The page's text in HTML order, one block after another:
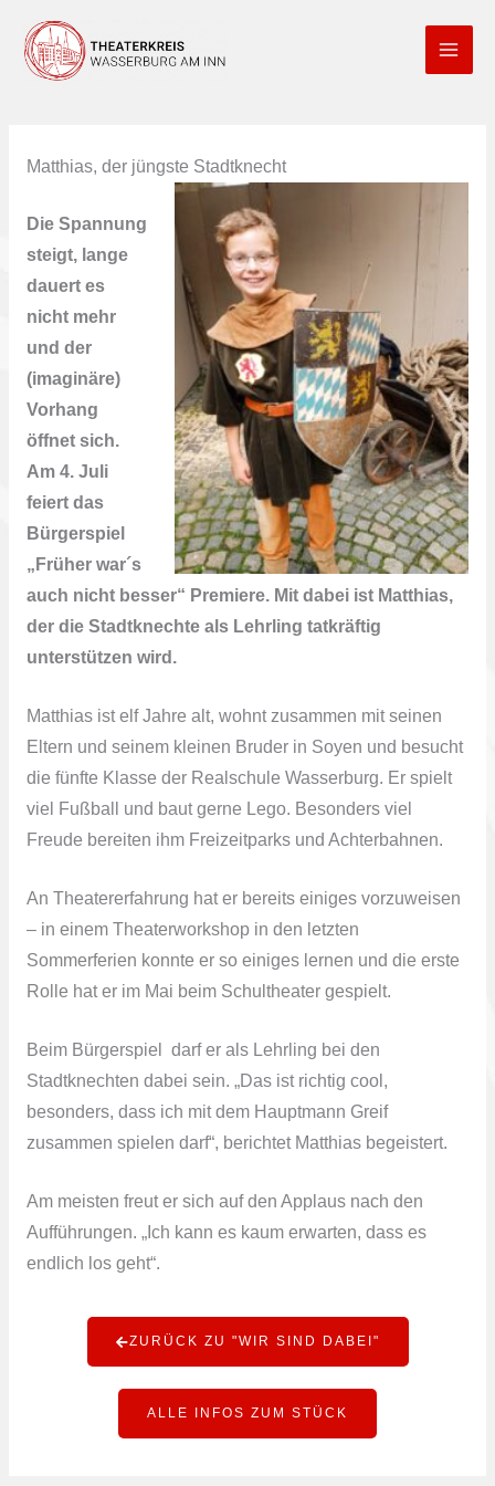
Inhalt
springen
Matthias, der jüngste Stadtknecht
Die Spannung
steigt, lange
dauert es
nicht mehr
und der
(imaginäre)
Vorhang
öffnet sich.
Am 4. Juli
feiert das
Bürgerspiel
„Früher war´s
auch nicht besser“ Premiere. Mit dabei ist Matthias,
der die Stadtknechte als Lehrling tatkräftig
unterstützen wird.
Matthias ist elf Jahre alt, wohnt zusammen mit seinen
Eltern und seinem kleinen Bruder in Soyen und besucht
die fünfte Klasse der Realschule Wasserburg. Er spielt
viel Fußball und baut gerne Lego. Besonders viel
Freude bereiten ihm Freizeitparks und Achterbahnen.
An Theatererfahrung hat er bereits einiges vorzuweisen
– in einem Theaterworkshop in den letzten
Sommerferien konnte er so einiges lernen und die erste
Rolle hat er im Mai beim Schultheater gespielt.
Beim Bürgerspiel darf er als Lehrling bei den
Stadtknechten dabei sein. „Das ist richtig cool,
besonders, dass ich mit dem Hauptmann Greif
zusammen spielen darf“, berichtet Matthias begeistert.
Am meisten freut er sich auf den Applaus nach den
Aufführungen. „Ich kann es kaum erwarten, dass es
endlich los geht“.
ZURÜCK ZU "WIR SIND DABEI"
ALLE INFOS ZUM STÜCK